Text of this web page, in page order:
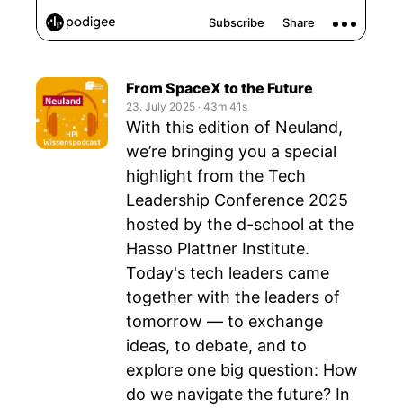
From SpaceX to the Future
23. July 2025 ‧ 43m 41s
With this edition of Neuland,
we’re bringing you a special
highlight from the Tech
Leadership Conference 2025
hosted by the d-school at the
Hasso Plattner Institute.
Today's tech leaders came
together with the leaders of
tomorrow — to exchange
ideas, to debate, and to
explore one big question: How
do we navigate the future? In